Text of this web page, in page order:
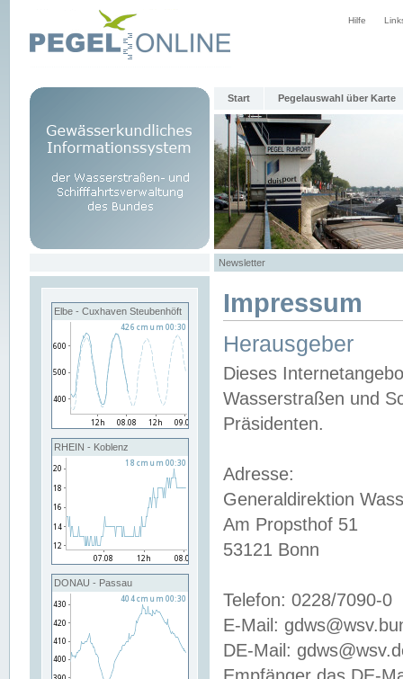
Hilfe
Start Pegelauswahl über Karte
Newsletter
Elbe - Cuxhaven Steubenhöft
RHEIN - Koblenz
DONAU - Passau
Impressum
Herausgeber
Dieses
Wasserstraßen und
Präsidenten.
Adresse:
Generaldirektion
Am Propsthof 51
53121 Bonn
Telefon: 0228/7090-0
E-Mail:
DE-Mail: